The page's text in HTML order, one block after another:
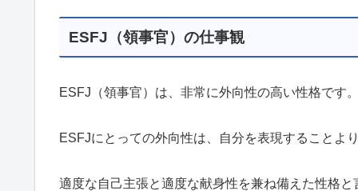
ESFJ（領事官）の仕事観
ESFJ（領事官）は、非常に外向性の高い性格です
ESFJにとっての外向性は、自分を表現することよ
適度な自己主張と適度な献身性を兼ね備えた性格と